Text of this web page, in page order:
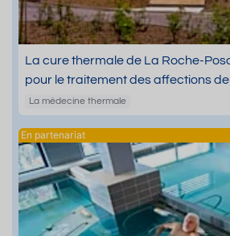
La cure thermale de La Roche-
pour le traitement des affections
La médecine thermale